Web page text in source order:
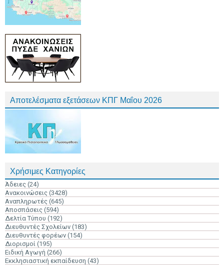
Αποτελέσματα εξετάσεων ΚΠΓ Μαΐου 2026
Χρήσιμες Κατηγορίες
Άδειες (24)
Ανακοινώσεις (3428)
Αναπληρωτές (645)
Αποσπάσεις (594)
Δελτία Τύπου (192)
Διευθυντές Σχολείων (183)
Διευθυντές φορέων (154)
Διορισμοί (195)
Ειδική Αγωγή (266)
Εκκλησιαστική εκπαίδευση (43)